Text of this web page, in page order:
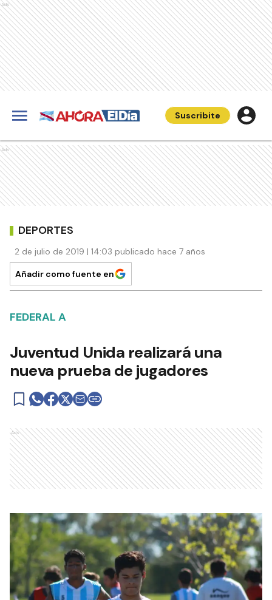
Ads
Suscribite
Ads
DEPORTES
2 de julio de 2019 | 14:03 publicado hace 7 años
Añadir como fuente en
FEDERAL A
Juventud Unida realizará una
nueva prueba de jugadores
Ads